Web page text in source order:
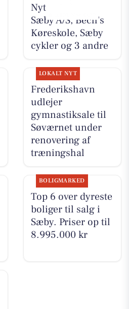
Nyt fra Nybolig
Sæby A/S, Bech's
Køreskole, Sæby
cykler og 3 andre
LOKALT NYT
Frederikshavn
udlejer
gymnastiksale til
Søværnet under
renovering af
træningshal
BOLIGMARKED
Top 6 over dyreste
boliger til salg i
Sæby. Priser op til
8.995.000 kr